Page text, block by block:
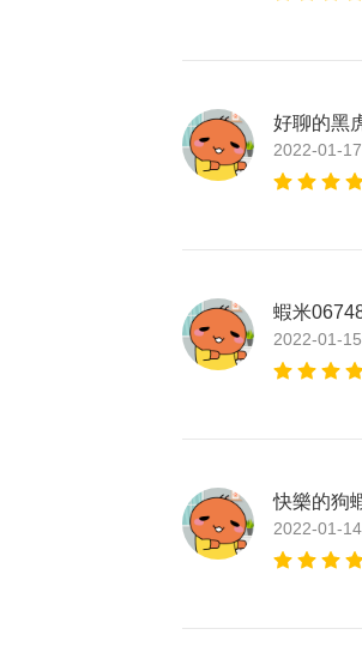
好聊的黑
2022-01-
蝦米
2022-01-
快樂的狗
2022-01-